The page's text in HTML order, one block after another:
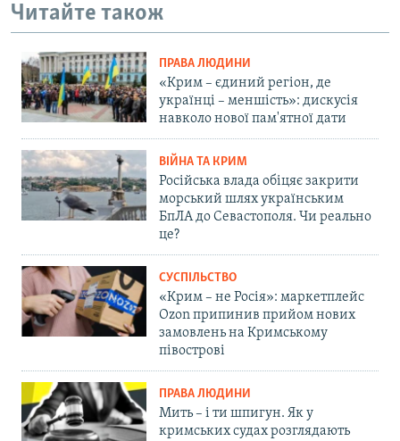
Читайте також
ПРАВА ЛЮДИНИ
«Крим – єдиний регіон, де
українці – меншість»: дискусія
навколо нової пам'ятної дати
ВІЙНА ТА КРИМ
Російська влада обіцяє закрити
морський шлях українським
БпЛА до Севастополя. Чи реально
це?
СУСПІЛЬСТВО
«Крим – не Росія»: маркетплейс
Ozon припинив прийом нових
замовлень на Кримському
півострові
ПРАВА ЛЮДИНИ
Мить – і ти шпигун. Як у
кримських судах розглядають